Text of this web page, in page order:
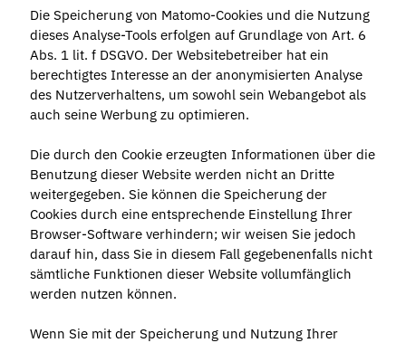
Die Speicherung von Matomo-Cookies und die Nutzung
dieses Analyse-Tools erfolgen auf Grundlage von Art. 6
Abs. 1 lit. f DSGVO. Der Websitebetreiber hat ein
berechtigtes Interesse an der anonymisierten Analyse
des Nutzerverhaltens, um sowohl sein Webangebot als
auch seine Werbung zu optimieren.
Die durch den Cookie erzeugten Informationen über die
Benutzung dieser Website werden nicht an Dritte
weitergegeben. Sie können die Speicherung der
Cookies durch eine entsprechende Einstellung Ihrer
Browser-Software verhindern; wir weisen Sie jedoch
darauf hin, dass Sie in diesem Fall gegebenenfalls nicht
sämtliche Funktionen dieser Website vollumfänglich
werden nutzen können.
Wenn Sie mit der Speicherung und Nutzung Ihrer